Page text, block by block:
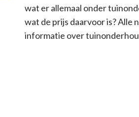
wat er allemaal onder
wat de prijs daarvoor is? Alle
informatie over